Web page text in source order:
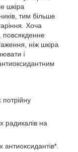
шкіра
тим більше
Хоча
повсякденне
ніж шкіра
і
радикалів на